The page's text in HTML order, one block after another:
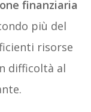
finanziaria
più del
risorse
difficoltà al